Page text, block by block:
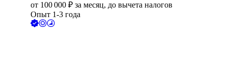
от 100 000 ₽ за месяц, до вычета налогов
Опыт 1-3 года